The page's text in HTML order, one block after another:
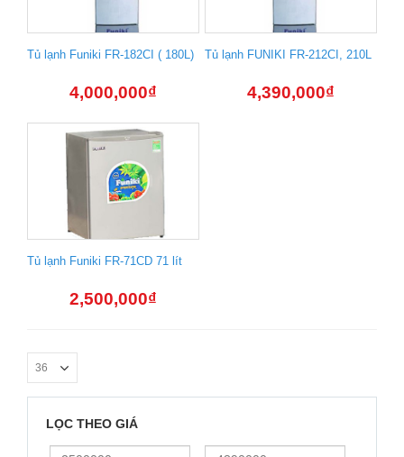
Tủ lạnh Funiki FR-182CI ( 180L)
4,000,000₫
Tủ lạnh FUNIKI FR-212CI, 210L
4,390,000₫
Tủ lạnh Funiki FR-71CD 71 lít
2,500,000₫
LỌC THEO GIÁ